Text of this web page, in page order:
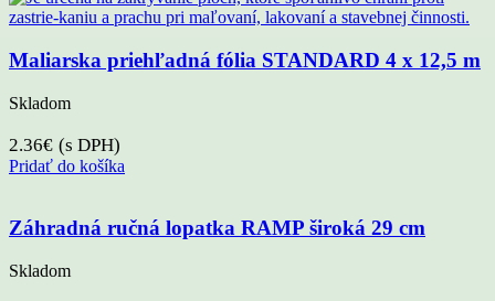
Maliarska priehľadná fólia STANDARD 4 x 12,5 m
Skladom
2.36€ (s DPH)
Pridať do košíka
Záhradná ručná lopatka RAMP široká 29 cm
Skladom